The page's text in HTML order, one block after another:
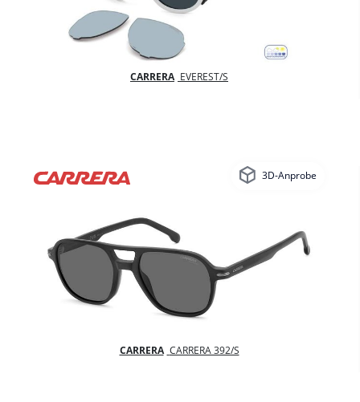
CARRERA EVEREST/S
CARRERA CARRERA 392/S
3D-Anprobe